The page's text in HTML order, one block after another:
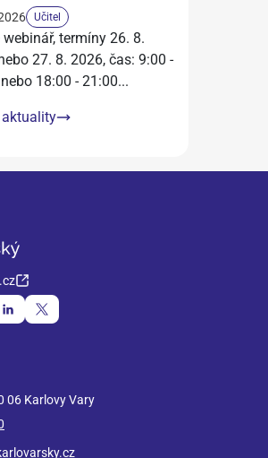
Učitel
termíny 26. 8.
27. 8. 2026, čas: 9:00 -
18:00 - 21:00...
06 Karlovy Vary